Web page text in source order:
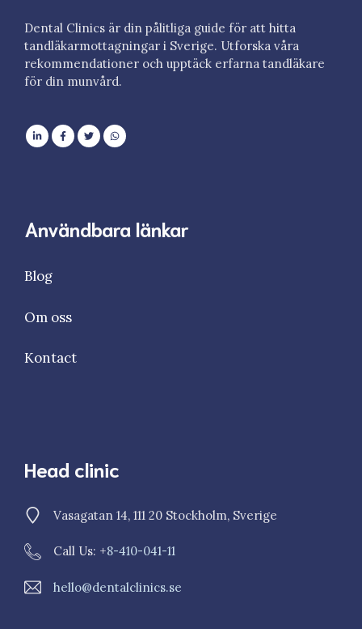
Dental Clinics är din pålitliga guide för att hitta
tandläkarmottagningar i Sverige. Utforska våra
rekommendationer och upptäck erfarna tandläkare
för din munvård.
Användbara länkar
Blog
Om oss
Kontact
Head clinic
Vasagatan 14, 111 20 Stockholm, Sverige
Call Us: +8-410-041-11
hello@dentalclinics.se